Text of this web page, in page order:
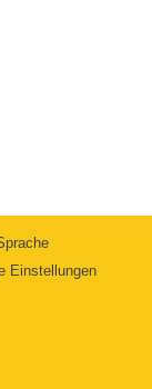
Einstellungen